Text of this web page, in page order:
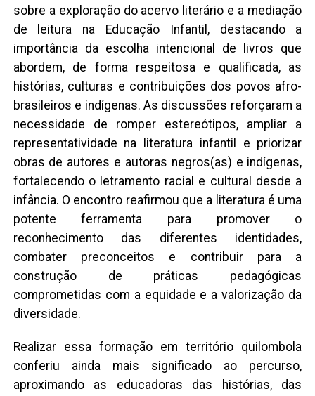
sobre a exploração do acervo literário e a mediação
de leitura na Educação Infantil, destacando a
importância da escolha intencional de livros que
abordem, de forma respeitosa e qualificada, as
histórias, culturas e contribuições dos povos afro-
brasileiros e indígenas. As discussões reforçaram a
necessidade de romper estereótipos, ampliar a
representatividade na literatura infantil e priorizar
obras de autores e autoras negros(as) e indígenas,
fortalecendo o letramento racial e cultural desde a
infância. O encontro reafirmou que a literatura é uma
potente ferramenta para promover o
reconhecimento das diferentes identidades,
combater preconceitos e contribuir para a
construção de práticas pedagógicas
comprometidas com a equidade e a valorização da
diversidade.
Realizar essa formação em território quilombola
conferiu ainda mais significado ao percurso,
aproximando as educadoras das histórias, das